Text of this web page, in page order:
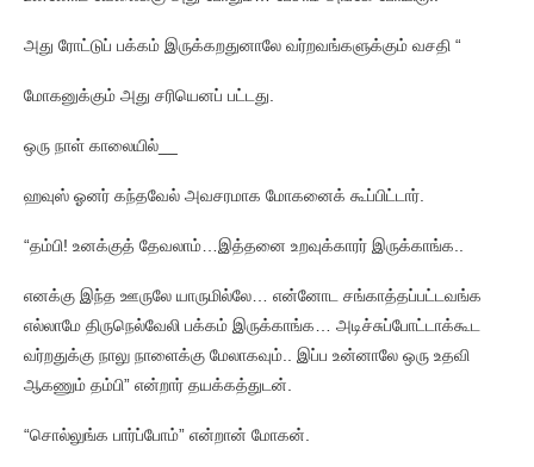
அது ரோட்டுப் பக்கம் இருக்கறதுனாலே வர்றவங்களுக்கும் வசதி “
மோகனுக்கும் அது சரியெனப் பட்டது.
ஒரு நாள் காலையில்__
ஹவுஸ் ஓனர் கந்தவேல் அவசரமாக மோகனைக் கூப்பிட்டார்.
“தம்பி! உனக்குத் தேவலாம்…இத்தனை உறவுக்காரர் இருக்காங்க..
எனக்கு இந்த ஊருலே யாருமில்லே… என்னோட சங்காத்தப்பட்டவங்க
எல்லாமே திருநெல்வேலி பக்கம் இருக்காங்க… அடிச்சுப்போட்டாக்கூட
வர்றதுக்கு நாலு நாளைக்கு மேலாகவும்.. இப்ப உன்னாலே ஒரு உதவி
ஆகணும் தம்பி” என்றார் தயக்கத்துடன்.
“சொல்லுங்க பார்ப்போம்” என்றான் மோகன்.